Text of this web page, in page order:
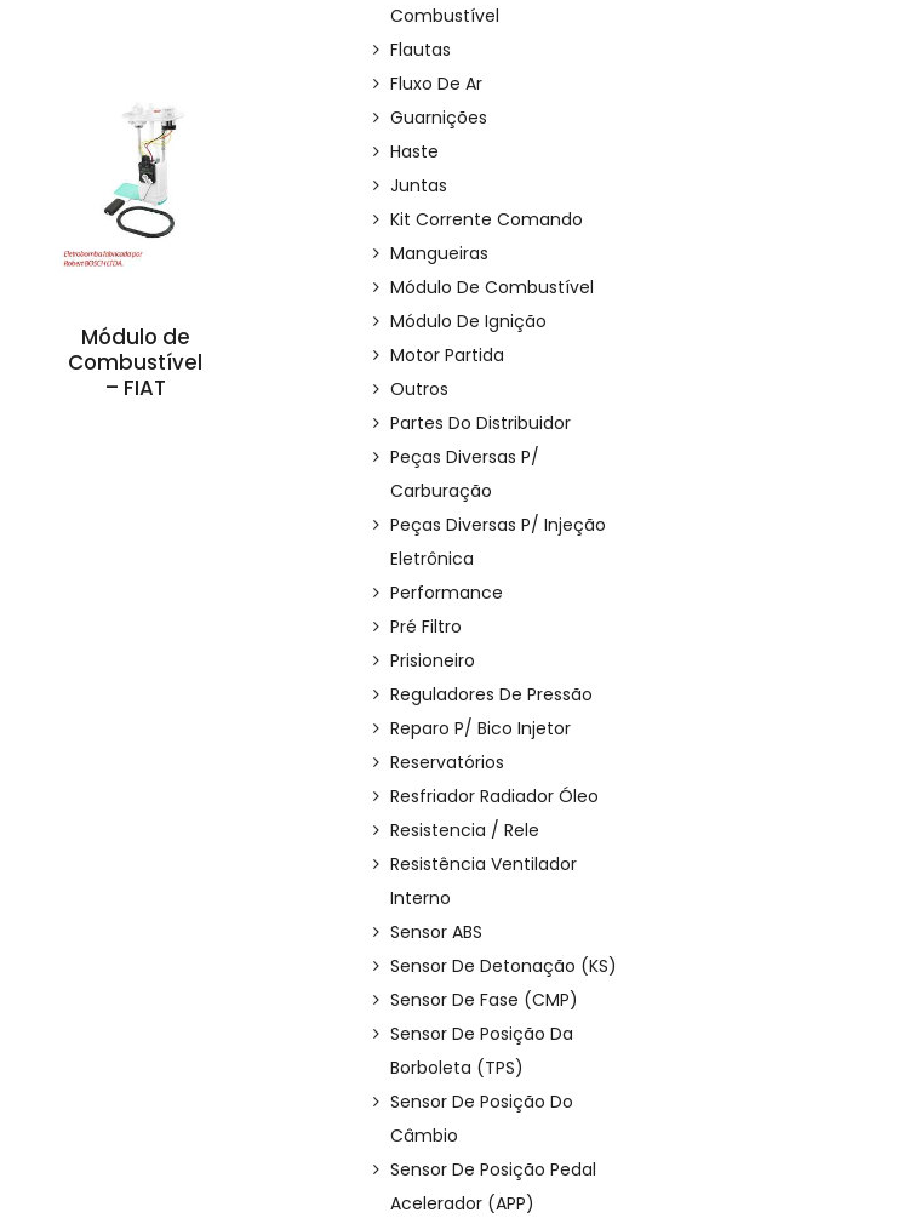
Módulo de
Combustível
– FIAT
Combustível
Flautas
Fluxo De Ar
Guarnições
Haste
Juntas
Kit Corrente Comando
Mangueiras
Módulo De Combustível
Módulo De Ignição
Motor Partida
Outros
Partes Do Distribuidor
Peças Diversas P/
Carburação
Peças Diversas P/ Injeção
Eletrônica
Performance
Pré Filtro
Prisioneiro
Reguladores De Pressão
Reparo P/ Bico Injetor
Reservatórios
Resfriador Radiador Óleo
Resistencia / Rele
Resistência Ventilador
Interno
Sensor ABS
Sensor De Detonação (KS)
Sensor De Fase (CMP)
Sensor De Posição Da
Borboleta (TPS)
Sensor De Posição Do
Câmbio
Sensor De Posição Pedal
Acelerador (APP)